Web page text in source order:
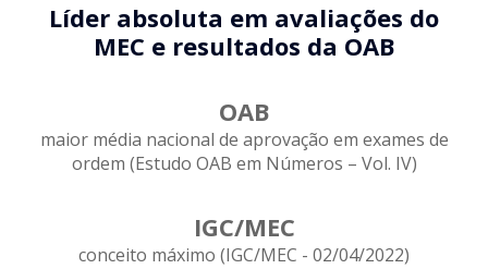
Líder absoluta em avaliações do
MEC e resultados da OAB
OAB
maior média nacional de aprovação em exames de
ordem (Estudo OAB em Números – Vol. IV)
IGC/MEC
conceito máximo (IGC/MEC - 02/04/2022)